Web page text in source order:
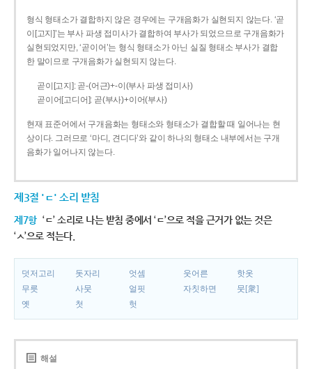
형식 형태소가 결합하지 않은 경우에는 구개음화가 실현되지 않는다. ‘곧
이[고지]’는 부사 파생 접미사가 결합하여 부사가 되었으므로 구개음화가
실현되었지만, ‘곧이어’는 형식 형태소가 아닌 실질 형태소 부사가 결합
한 말이므로 구개음화가 실현되지 않는다.
곧이[고지]: 곧-­(어근)+­-이(부사 파생 접미사)
곧이어[고디어]: 곧(부사)+이어(부사)
현재 표준어에서 구개음화는 형태소와 형태소가 결합할 때 일어나는 현
상이다. 그러므로 ‘마디, 견디다’와 같이 하나의 형태소 내부에서는 구개
음화가 일어나지 않는다.
제3절 'ㄷ' 소리 받침
제7항 ‘ㄷ’ 소리로 나는 받침 중에서 ‘ㄷ’으로 적을 근거가 없는 것은
‘ㅅ’으로 적는다.
덧저고리 돗자리 엇셈 웃어른
핫옷
무릇
사뭇 얼핏 자칫하면
뭇[衆]
옛
첫 헛
해설